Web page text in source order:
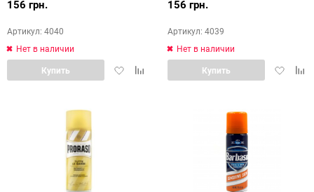
156 грн.
Артикул: 4040
Нет в наличии
ДобавитьДобавить
Купить
156 грн.
Артикул: 4039
Нет в наличии
Купить